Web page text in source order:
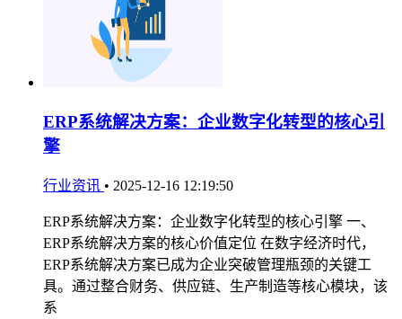
ERP系统解决方案：企业数字化转型的核心引
擎
行业资讯 • 2025-12-16 12:19:50
ERP系统解决方案：企业数字化转型的核心引擎 一、
ERP系统解决方案的核心价值定位 在数字经济时代，
ERP系统解决方案已成为企业突破管理瓶颈的关键工
具。通过整合财务、供应链、生产制造等核心模块，该
系